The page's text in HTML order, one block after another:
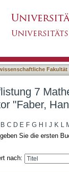
Fakultät
7
"Faber,
B C D E F G H J K L
Sie die ersten
nach: